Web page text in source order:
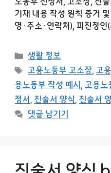
기재 내용 작성 원칙 증거
명·주소·연락처), 피진정
카
테
고
리
생활 정보
태
그
고용노동부 고소장,고
용노동부 작성 예시, 고용노
정서, 진술서 양식, 진술서
댓글 남기기